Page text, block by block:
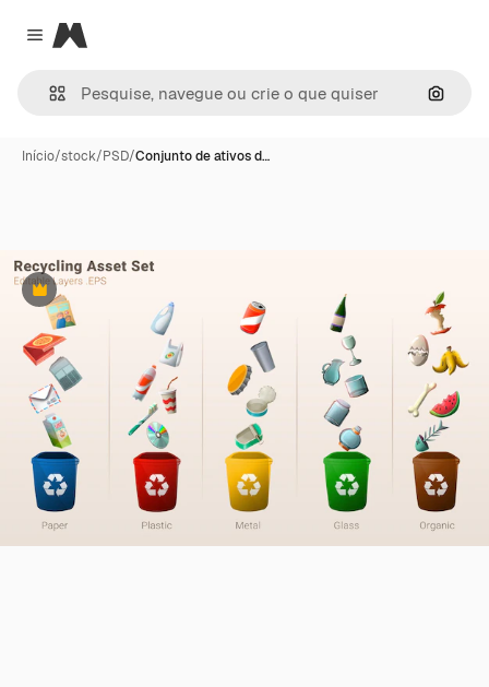
Close menu
Magnific
Início/stock/PSD/Conjunto de ativos d…
Premium